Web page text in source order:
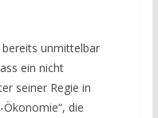
unmittelbar
ein nicht
seiner Regie in
die